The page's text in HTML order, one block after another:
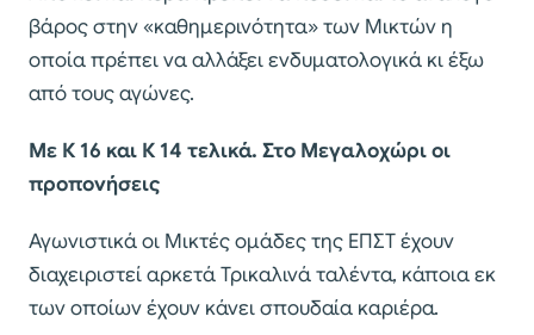
βάρος στην «καθημερινότητα» των Μικτών η
οποία πρέπει να αλλάξει ενδυματολογικά κι έξω
από τους αγώνες.
Με Κ 16 και Κ 14 τελικά. Στο Μεγαλοχώρι οι
προπονήσεις
Αγωνιστικά οι Μικτές ομάδες της ΕΠΣΤ έχουν
διαχειριστεί αρκετά Τρικαλινά ταλέντα, κάποια εκ
των οποίων έχουν κάνει σπουδαία καριέρα.